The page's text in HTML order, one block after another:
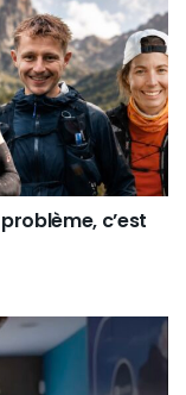
c’est